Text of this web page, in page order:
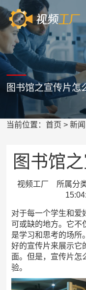
图书馆之宣传片怎
当前位置：首页 >新闻
图书馆
视频工厂 所属分
对于每一个学生和爱
可或缺的地方。它不
是学习和思考的场所
好的宣传片来展示它
面。但是，宣传片怎
验。